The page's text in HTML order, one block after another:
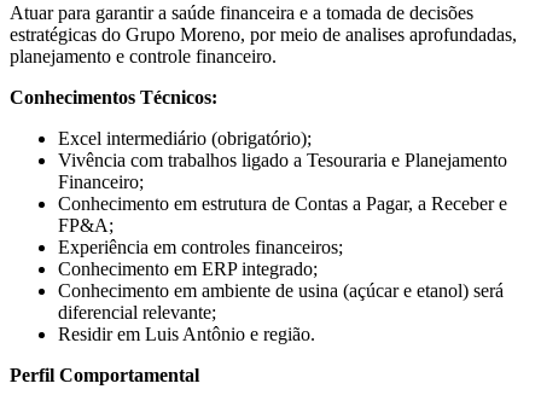
Atuar para garantir a saúde financeira e a tomada de decisões
estratégicas do Grupo Moreno, por meio de analises aprofundadas,
planejamento e controle financeiro.
Conhecimentos Técnicos:
Excel intermediário (obrigatório);
Vivência com trabalhos ligado a Tesouraria e Planejamento
Financeiro;
Conhecimento em estrutura de Contas a Pagar, a Receber e
FP&A;
Experiência em controles financeiros;
Conhecimento em ERP integrado;
Conhecimento em ambiente de usina (açúcar e etanol) será
diferencial relevante;
Residir em Luis Antônio e região.
Perfil Comportamental